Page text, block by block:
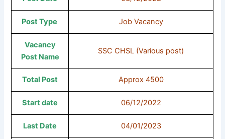
Post Type Job Vacancy
Vacancy
Post Name
SSC CHSL (Various post)
Total Post Approx 4500
Start date 06/12/2022
Last Date 04/01/2023